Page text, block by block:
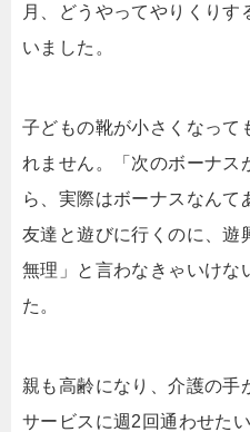
月、どうやってやりくりす
いました。
子どもの靴が小さくなって
れません。「次のボーナス
ら、実際はボーナスなんて
友達と遊びに行くのに、遊
無理」と言わなきゃいけな
た。
親も高齢になり、介護の手
サービスに週2回通わせた